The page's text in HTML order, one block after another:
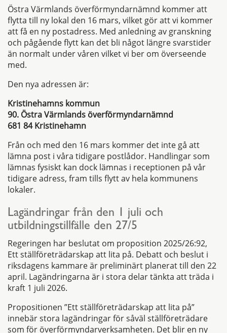
Östra Värmlands överförmyndarnämnd kommer att
flytta till ny lokal den 16 mars, vilket gör att vi kommer
att få en ny postadress. Med anledning av granskning
och pågående flytt kan det bli något längre svarstider
än normalt under våren vilket vi ber om överseende
med.
Den nya adressen är:
Kristinehamns kommun
90. Östra Värmlands överförmyndarnämnd
681 84 Kristinehamn
Från och med den 16 mars kommer det inte gå att
lämna post i våra tidigare postlådor. Handlingar som
lämnas fysiskt kan dock lämnas i receptionen på vår
tidigare adress, fram tills flytt av hela kommunens
lokaler.
Lagändringar från den 1 juli och
utbildningstillfälle den 27/5
Regeringen har beslutat om proposition 2025/26:92,
Ett ställföreträdarskap att lita på. Debatt och beslut i
riksdagens kammare är preliminärt planerat till den 22
april. Lagändringarna är i stora delar tänkta att träda i
kraft 1 juli 2026.
Propositionen ”Ett ställföreträdarskap att lita på”
innebär stora lagändringar för såväl ställföreträdare
som för överförmyndarverksamheten. Det blir en ny